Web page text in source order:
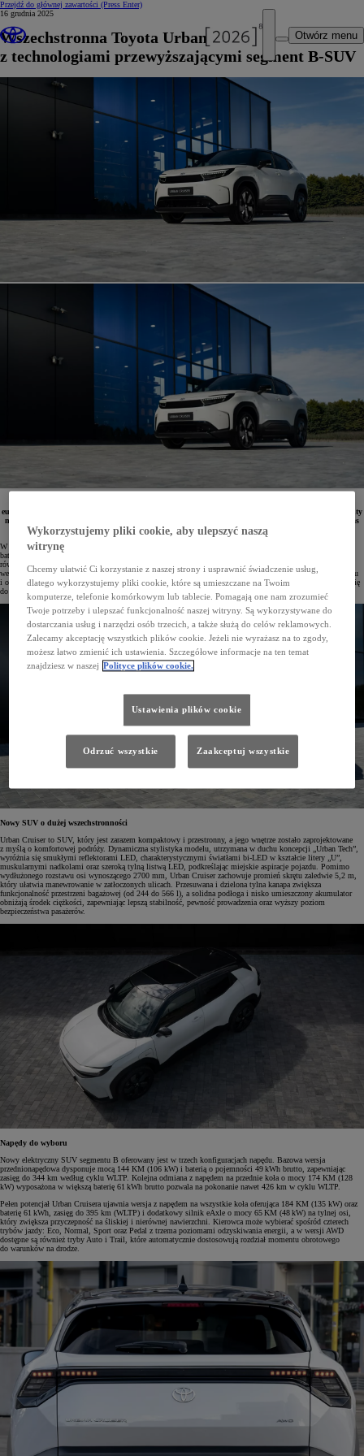
Przejdź do głównej zawartości (Press Enter)
Otwórz menu
16 grudnia 2025
Wszechstronna Toyota Urban Cruiser
z technologiami przewyższającymi segment B-SUV
europejskim. Ten nowy SUV z segmentu B wyróżnia się nowoczesną stylistyką, oferując różne warianty
napędu, dwie pojemności baterii oraz przestronne wnętrze, które zapewnia wygodę i komfort podczas
każdej podróży.
W pełni elektryczny Urban Cruiser wzbogaca dynamicznie rosnącą gamę samochodów Toyoty z napędem
bateryjnym, umacniając pozycję marki w kluczowych segmentach europejskiego rynku. Model debiutuje
równolegle ze zmodernizowaną Toyotą bZ4X, a wkrótce oferta zostanie poszerzona o nową Toyotę C-HR+,
wersję bZ4X Touring oraz elektrycznego Hiluxa. Dostępność dwóch wariantów akumulatora o różnym zasięgu
i osiągach pozwala klientom wybrać opcję najlepiej dopasowaną do ich potrzeb, jednocześnie przyczyniając się
do obniżenia emisji CO₂ i wspierając kompleksową strategię ekologiczną Toyoty.
Nowy SUV o dużej wszechstronności
Urban Cruiser to SUV, który jest zarazem kompaktowy i przestronny, a jego wnętrze zostało zaprojektowane
z myślą o komfortowej podróży. Dynamiczna stylistyka modelu, utrzymana w duchu koncepcji „Urban Tech”,
wyróżnia się smukłymi reflektorami LED, charakterystycznymi światłami bi-LED w kształcie litery „U”,
muskularnymi nadkolami oraz szeroką tylną listwą LED, podkreślając miejskie aspiracje pojazdu. Pomimo
wydłużonego rozstawu osi wynoszącego 2700 mm, Urban Cruiser zachowuje promień skrętu zaledwie 5,2 m,
który ułatwia manewrowanie w zatłoczonych ulicach. Przesuwana i dzielona tylna kanapa zwiększa
funkcjonalność przestrzeni bagażowej (od 244 do 566 l), a solidna podłoga i nisko umieszczony akumulator
obniżają środek ciężkości, zapewniając lepszą stabilność, pewność prowadzenia oraz wyższy poziom
bezpieczeństwa pasażerów.
Napędy do wyboru
Nowy elektryczny SUV segmentu B oferowany jest w trzech konfiguracjach napędu. Bazowa wersja
przednionapędowa dysponuje mocą 144 KM (106 kW) i baterią o pojemności 49 kWh brutto, zapewniając
zasięg do 344 km według cyklu WLTP. Kolejna odmiana z napędem na przednie koła o mocy 174 KM (128
kW) wyposażona w większą baterię 61 kWh brutto pozwala na pokonanie nawet 426 km w cyklu WLTP.
Pełen potencjał Urban Cruisera ujawnia wersja z napędem na wszystkie koła oferująca 184 KM (135 kW) oraz
baterię 61 kWh, zasięg do 395 km (WLTP) i dodatkowy silnik eAxle o mocy 65 KM (48 kW) na tylnej osi,
który zwiększa przyczepność na śliskiej i nierównej nawierzchni. Kierowca może wybierać spośród czterech
trybów jazdy: Eco, Normal, Sport oraz Pedal z trzema poziomami odzyskiwania energii, a w wersji AWD
dostępne są również tryby Auto i Trail, które automatycznie dostosowują rozdział momentu obrotowego
do warunków na drodze.
Wykorzystujemy pliki cookie, aby ulepszyć naszą
witrynę
Chcemy ułatwić Ci korzystanie z naszej strony i usprawnić świadczenie usług,
dlatego wykorzystujemy pliki cookie, które są umieszczane na Twoim
komputerze, telefonie komórkowym lub tablecie. Pomagają one nam zrozumieć
Twoje potrzeby i ulepszać funkcjonalność naszej witryny. Są wykorzystywane do
dostarczania usług i narzędzi osób trzecich, a także służą do celów reklamowych.
Zalecamy akceptację wszystkich plików cookie. Jeżeli nie wyrażasz na to zgody,
możesz łatwo zmienić ich ustawienia. Szczegółowe informacje na ten temat
znajdziesz w naszej Polityce plików cookie.
Ustawienia plików cookie
Odrzuć wszystkie Zaakceptuj wszystkie